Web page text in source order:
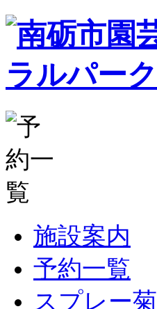
施設案内
予約一覧
スプレー菊